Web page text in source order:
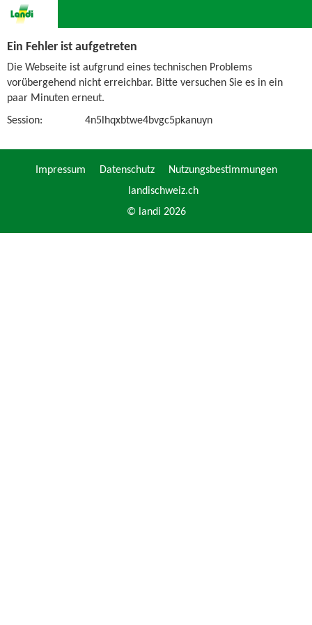
Ein Fehler ist aufgetreten
Die Webseite ist aufgrund eines technischen Problems
vorübergehend nicht erreichbar. Bitte versuchen Sie es in ein
paar Minuten erneut.
Session:
4n5lhqxbtwe4bvgc5pkanuyn
Impressum Datenschutz
Nutzungsbestimmungen
landischweiz.ch
© landi 2026